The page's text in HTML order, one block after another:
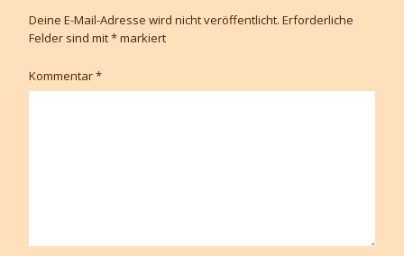
Deine E-Mail-Adresse wird nicht veröffentlicht. Erforderliche
Felder sind mit*markiert
Kommentar*